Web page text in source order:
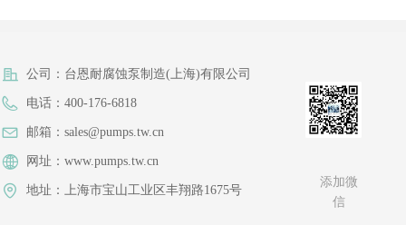
公司： 台恩耐腐蚀泵制造(上海)有限公司
电话： 400-176-6818
邮箱： sales@pumps.tw.cn
网址： www.pumps.tw.cn
地址： 上海市宝山工业区丰翔路1675号
添加微
信